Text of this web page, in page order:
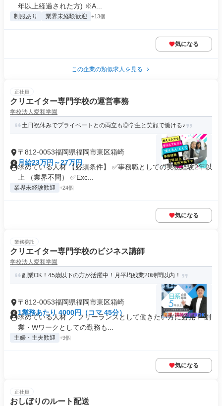
年以上経過された方) ※A...
制服あり 業界未経験歓迎 +13個
気になる
この企業の類似求人を見る
正社員
クリエイター専門学校の運営事務
学校法人愛和学園
土日祝休みでプライベートとの両立も◎学生と笑顔で働ける♪
〒812-0053福岡県福岡市東区箱崎
月給23万円～27万円
求めている人材 【必須条件】 ✅事務職としての実務経験2年以
上 （業界不問） ✅Exc...
業界未経験歓迎 +24個
気になる
業務委託
クリエイター専門学校のビジネス講師
学校法人愛和学園
副業OK！45歳以下の方が活躍中！月平均残業20時間以内！
〒812-0053福岡県福岡市東区箱崎
1業務あたり 4000円（コマ 45分）
求めている人材 ／ フリーランスとして働きたい方に必見！ 副
業・Wワークとしての勤務も...
主婦・主夫歓迎 +9個
気になる
正社員
おしぼりのルート配送